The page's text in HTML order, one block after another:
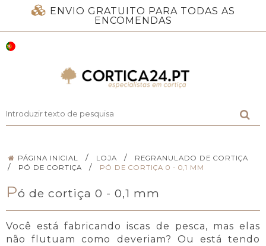
ENVIO GRATUITO PARA TODAS AS
ENCOMENDAS
PÁGINA INICIAL / LOJA / REGRANULADO DE CORTIÇA
/ PÓ DE CORTIÇA / PÓ DE CORTIÇA 0 - 0,1 MM
Pó de cortiça 0 - 0,1 mm
Você está fabricando iscas de pesca, mas elas
não flutuam como deveriam? Ou está tendo